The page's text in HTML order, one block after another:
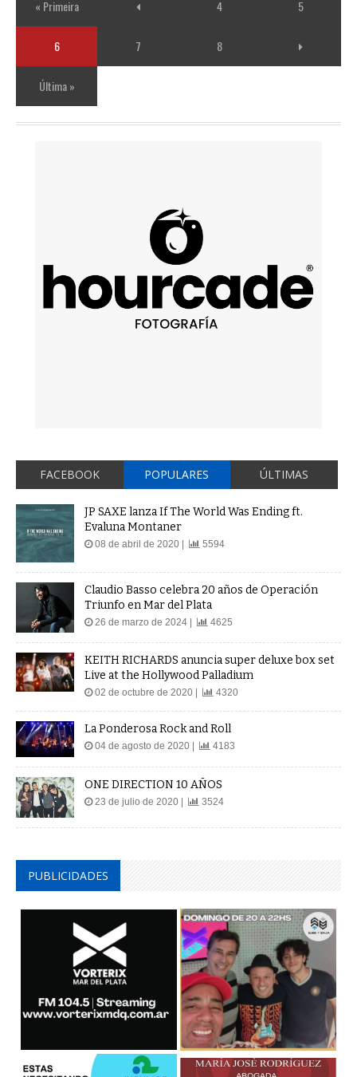
6
Última »
FACEBOOK POPULARES ÚLTIMAS
Evaluna Montaner
08 de abril de 2020 |
Claudio Basso celebra 20 años de Operación
Triunfo en Mar del Plata
26 de marzo de 2024 | 4625
KEITH RICHARDS anuncia super deluxe box set
Live at the Hollywood Palladium
02 de octubre de 2020 | 4320
La Ponderosa Rock and Roll
04 de agosto de 2020 | 4183
ONE DIRECTION 10 AÑOS
23 de julio de 2020 | 3524
PUBLICIDADES